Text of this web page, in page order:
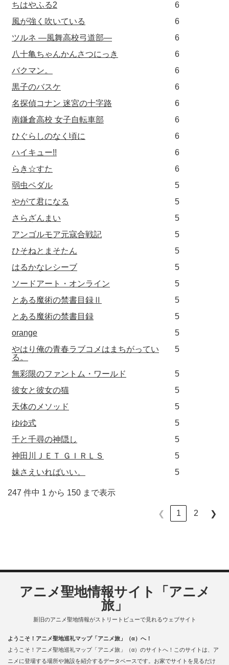
ちはやふる2
6
風が強く吹いている
6
ツルネ ―風舞高校弓道部―
6
八十亀ちゃんかんさつにっき
6
バクマン。
6
黒子のバスケ
6
名探偵コナン 迷宮の十字路
6
南鎌倉高校 女子自転車部
6
ひぐらしのなく頃に
6
ハイキュー!!
6
らき☆すた
6
弱虫ペダル
5
やがて君になる
5
さらざんまい
5
アンゴルモア元寇合戦記
5
ひそねとまそたん
5
はるかなレシーブ
5
ソードアート・オンライン
5
とある魔術の禁書目録Ⅱ
5
とある魔術の禁書目録
5
orange
5
やはり俺の青春ラブコメはまちがってい
る。
5
無彩限のファントム・ワールド
5
彼女と彼女の猫
5
天体のメソッド
5
ゆゆ式
5
千と千尋の神隠し
5
神田川ＪＥＴ ＧＩＲＬＳ
5
妹さえいればいい。
5
247 件中 1 から 150 まで表示
❮ 1 2 ❯
アニメ聖地情報サイト「アニメ
旅」
新旧のアニメ聖地情報がストリートビューで見れるウェブサイト
ようこそ！アニメ聖地巡礼マップ「アニメ旅」（α）へ！
ようこそ！アニメ聖地巡礼マップ「アニメ旅」（α）のサイトへ！このサイトは、ア
ニメに登場する場所や施設を紹介するデータベースです。お家でサイトを見るだけ